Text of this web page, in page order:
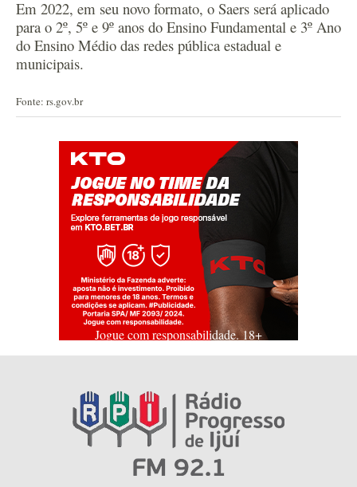
Em 2022, em seu novo formato, o Saers será aplicado
para o 2º, 5º e 9º anos do Ensino Fundamental e 3º Ano
do Ensino Médio das redes pública estadual e
municipais.
Fonte: rs.gov.br
Jogue com responsabilidade. 18+